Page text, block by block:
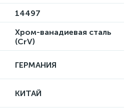
14497
Хром-ванадиевая сталь
(CrV)
ГЕРМАНИЯ
КИТАЙ